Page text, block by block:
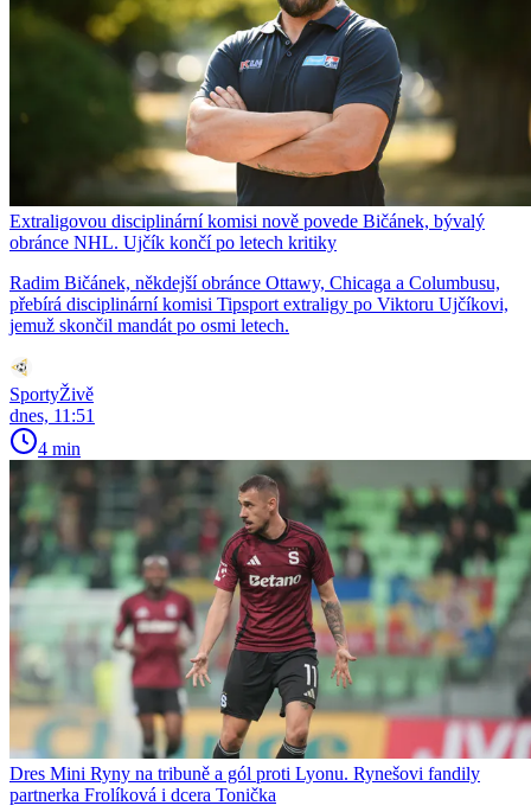
Extraligovou disciplinární komisi nově povede Bičánek, bývalý
obránce NHL. Ujčík končí po letech kritiky
Radim Bičánek, někdejší obránce Ottawy, Chicaga a Columbusu,
přebírá disciplinární komisi Tipsport extraligy po Viktoru Ujčíkovi,
jemuž skončil mandát po osmi letech.
SportyŽivě
dnes, 11:51
4 min
Dres Mini Ryny na tribuně a gól proti Lyonu. Rynešovi fandily
partnerka Frolíková i dcera Tonička